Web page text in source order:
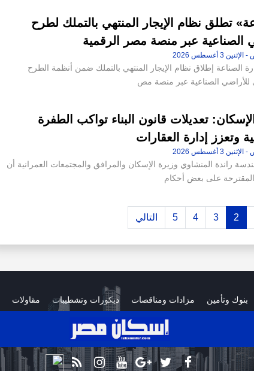
تطلق نظام الإيجار المنتهي بالتملك لطرح
الصناعية عبر منصة مصر الرقمية
الصناعة إطلاق نظام الإيجار المنتهي بالتملك ضمن أنظمة الطرح
للأراضي الصناعية عبر منصة مص
تعديلات قانون البناء تواكب الطفرة
وتعزز إدارة العقارات
راندة المنشاوي وزيرة الإسكان والمرافق والمجتمعات العمرانية أن
المقترحة على بعض أحكام
2
3
4
5 التالي
بنوك وتأمين مزادات ومناقصات ديكورات وتشطيبات مقاولات